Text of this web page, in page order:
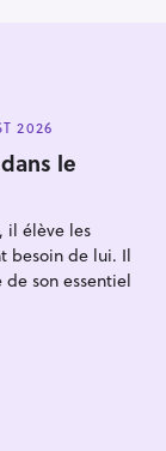
2026
le
il élève les
besoin de lui. Il
son essentiel